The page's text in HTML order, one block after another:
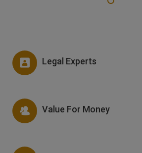
Legal Experts
Value For Money